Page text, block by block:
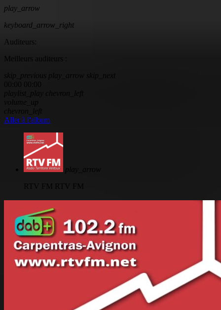
play_arrow
keyboard_arrow_right
Auditeurs:
Meilleurs auditeurs :
skip_previous
Aller à l'album
RTV FM RTV FM